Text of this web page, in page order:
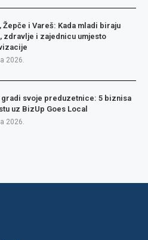
Žepče i Vareš: Kada mladi biraju
zdravlje i zajednicu umjesto
2026.
gradi svoje preduzetnice: 5 biznisa
uz BizUp Goes Local
2026.